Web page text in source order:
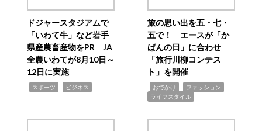
ドジャースタジアムで
「いわて牛」など岩手
県産農畜産物をPR JA
全農いわてが8月10日～
12日に実施
スポーツ ビジネス
旅の思い出を五・七・
五で！ エースが「か
ばんの日」に合わせ
「旅行川柳コンテス
ト」を開催
おでかけ ファッション
ライフスタイル